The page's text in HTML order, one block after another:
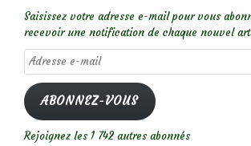
Saisissez votre adresse e-mail pour vous
recevoir une notification de chaque nouvel
Adresse
e-
mail
ABONNEZ-VOUS
Rejoignez les 1 742 autres abonnés